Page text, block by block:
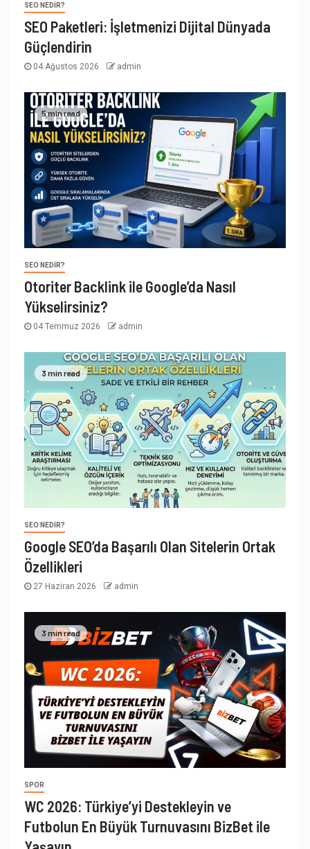
SEO NEDIR?
SEO Paketleri: İşletmenizi Dijital Dünyada
Güçlendirin
04 Ağustos 2026 admin
5 min read
SEO NEDIR?
Otoriter Backlink ile Google’da Nasıl
Yükselirsiniz?
04 Temmuz 2026 admin
3 min read
SEO NEDIR?
Google SEO’da Başarılı Olan Sitelerin Ortak
Özellikleri
27 Haziran 2026 admin
3 min read
SPOR
WC 2026: Türkiye’yi Destekleyin ve
Futbolun En Büyük Turnuvasını BizBet ile